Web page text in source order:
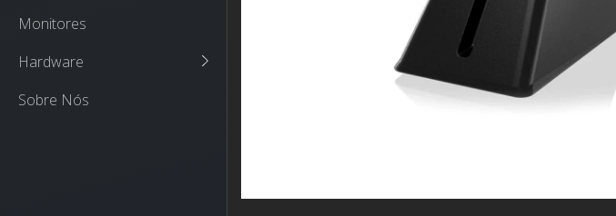
Monitores
Hardware
Sobre Nós